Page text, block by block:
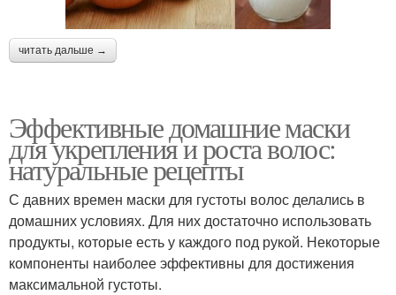
читать дальше →
Эффективные домашние маски
для укрепления и роста волос:
натуральные рецепты
С давних времен маски для густоты волос делались в
домашних условиях. Для них достаточно использовать
продукты, которые есть у каждого под рукой. Некоторые
компоненты наиболее эффективны для достижения
максимальной густоты.